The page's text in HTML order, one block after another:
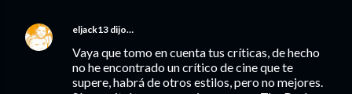
eljack13 dijo…
Vaya que tomo en cuenta tus críticas, de hecho
no he encontrado un crítico de cine que te
supere, habrá de otros estilos, pero no mejores.